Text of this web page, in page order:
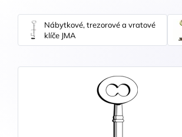
Nábytkové, trezorové a vratové
klíče JMA